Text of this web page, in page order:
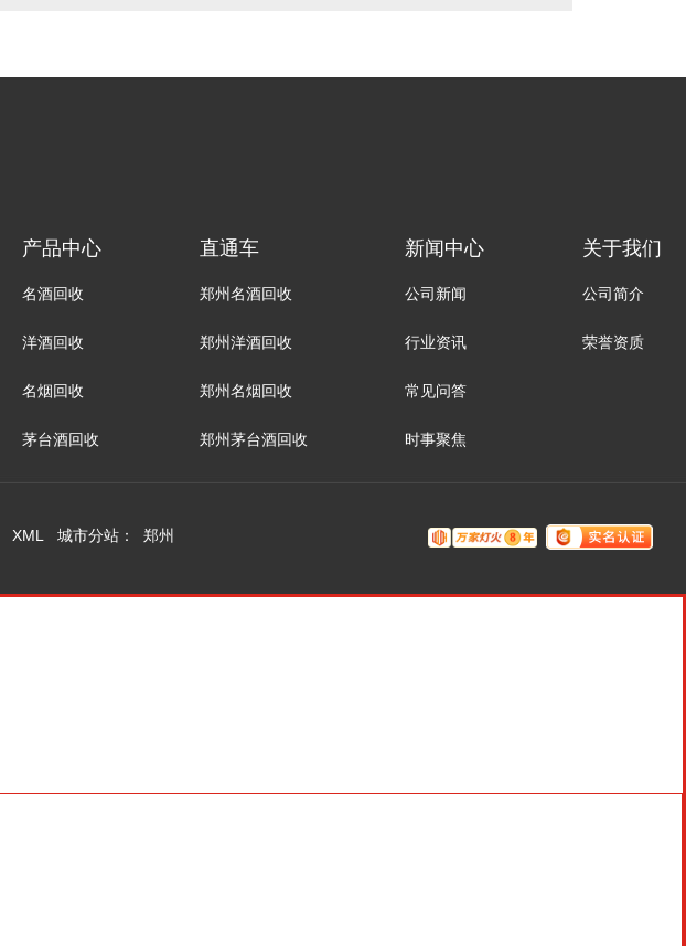
产品中心
名酒回收
洋酒回收
名烟回收
茅台酒回收
直通车
郑州名酒回收
郑州洋酒回收
郑州名烟回收
郑州茅台酒回收
新闻中心
公司新闻
行业资讯
常见问答
时事聚焦
关于我们
公司简介
荣誉资质
XML 城市分站 ： 郑州